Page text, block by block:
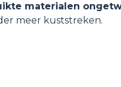
materialen
meer kuststreken.